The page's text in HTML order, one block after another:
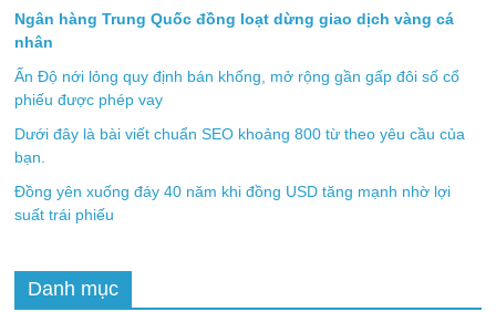
Ngân hàng Trung Quốc đồng loạt dừng giao dịch vàng cá
nhân
Ấn Độ nới lỏng quy định bán khống, mở rộng gần gấp đôi số cổ
phiếu được phép vay
Dưới đây là bài viết chuẩn SEO khoảng 800 từ theo yêu cầu của
bạn.
Đồng yên xuống đáy 40 năm khi đồng USD tăng mạnh nhờ lợi
suất trái phiếu
Danh mục